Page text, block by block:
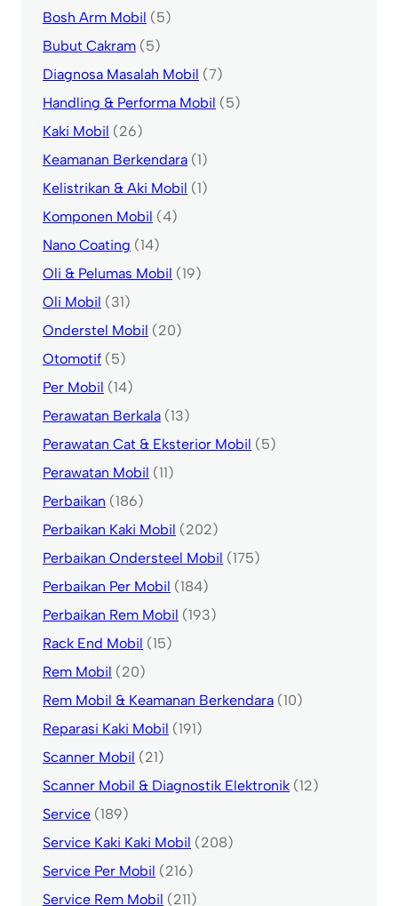
Bosh Arm Mobil (5)
Bubut Cakram (5)
Diagnosa Masalah Mobil (7)
Handling & Performa Mobil (5)
Kaki Mobil (26)
Keamanan Berkendara (1)
Kelistrikan & Aki Mobil (1)
Komponen Mobil (4)
Nano Coating (14)
Oli & Pelumas Mobil (19)
Oli Mobil (31)
Onderstel Mobil (20)
Otomotif (5)
Per Mobil (14)
Perawatan Berkala (13)
Perawatan Cat & Eksterior Mobil (5)
Perawatan Mobil (11)
Perbaikan (186)
Perbaikan Kaki Mobil (202)
Perbaikan Ondersteel Mobil (175)
Perbaikan Per Mobil (184)
Perbaikan Rem Mobil (193)
Rack End Mobil (15)
Rem Mobil (20)
Rem Mobil & Keamanan Berkendara (10)
Reparasi Kaki Mobil (191)
Scanner Mobil (21)
Scanner Mobil & Diagnostik Elektronik (12)
Service (189)
Service Kaki Kaki Mobil (208)
Service Per Mobil (216)
Service Rem Mobil (211)